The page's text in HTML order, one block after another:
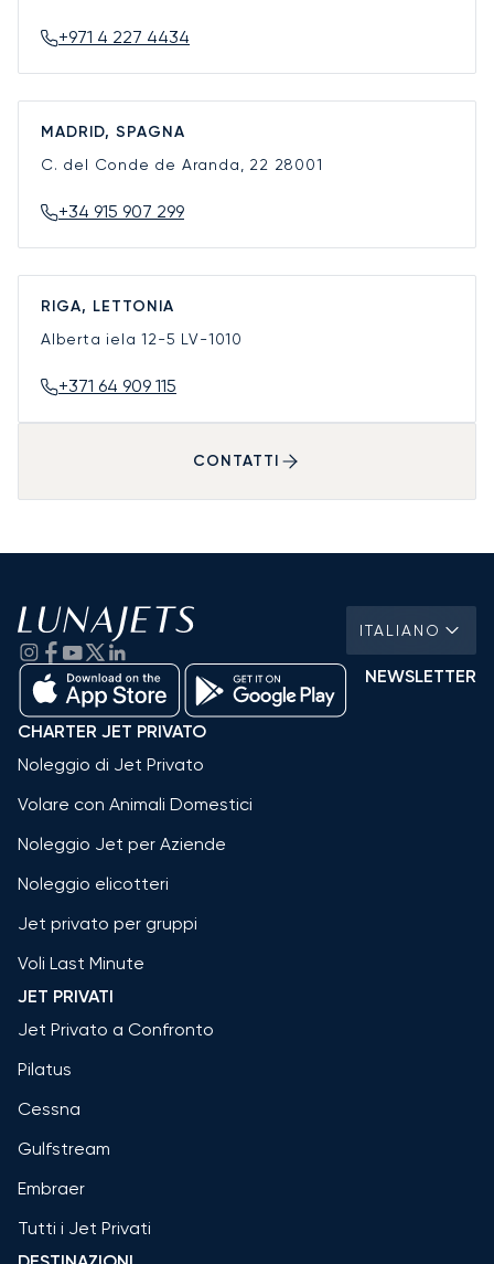
+971 4 227 4434
MADRID, SPAGNA
C. del Conde de Aranda, 22 28001
+34 915 907 299
RIGA, LETTONIA
Alberta iela 12-5 LV-1010
+371 64 909 115
CONTATTI
ITALIANO
NEWSLETTER
CHARTER JET PRIVATO
Noleggio di Jet Privato
Volare con Animali Domestici
Noleggio Jet per Aziende
Noleggio elicotteri
Jet privato per gruppi
Voli Last Minute
JET PRIVATI
Jet Privato a Confronto
Pilatus
Cessna
Gulfstream
Embraer
Tutti i Jet Privati